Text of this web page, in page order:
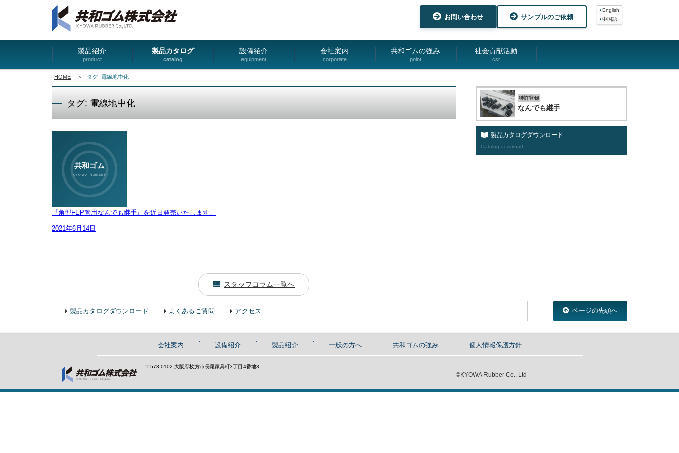
お問い合わせ サンプルのご依頼
English
中国語
製品紹介
product
製品カタログ
catalog
設備紹介
equipment
会社案内
corporate
共和ゴムの強み
point
社会貢献活動
csr
HOME ＞ タグ: 電線地中化
タグ: 電線地中化
『角型FEP管用なんでも継手』を近日発売いたします。
2021年6月14日
スタッフコラム一覧へ
特許登録
なんでも継手
製品カタログダウンロード
Catalog download
製品カタログダウンロード よくあるご質問 アクセス ページの先頭へ
会社案内 設備紹介 製品紹介 一般の方へ 共和ゴムの強み 個人情報保護方針
〒573-0102 大阪府枚方市長尾家具町3丁目4番地3
©KYOWA Rubber Co., Ltd